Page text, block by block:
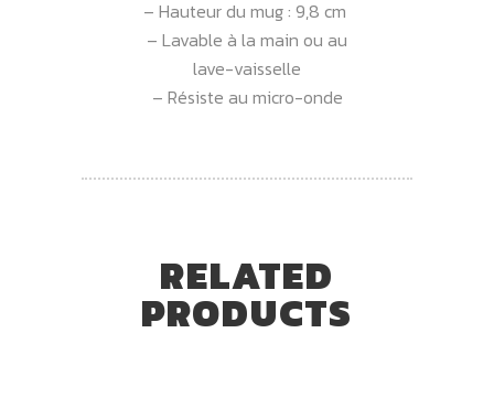
– Hauteur du mug : 9,8 cm
– Lavable à la main ou au
lave-vaisselle
– Résiste au micro-onde
RELATED
PRODUCTS